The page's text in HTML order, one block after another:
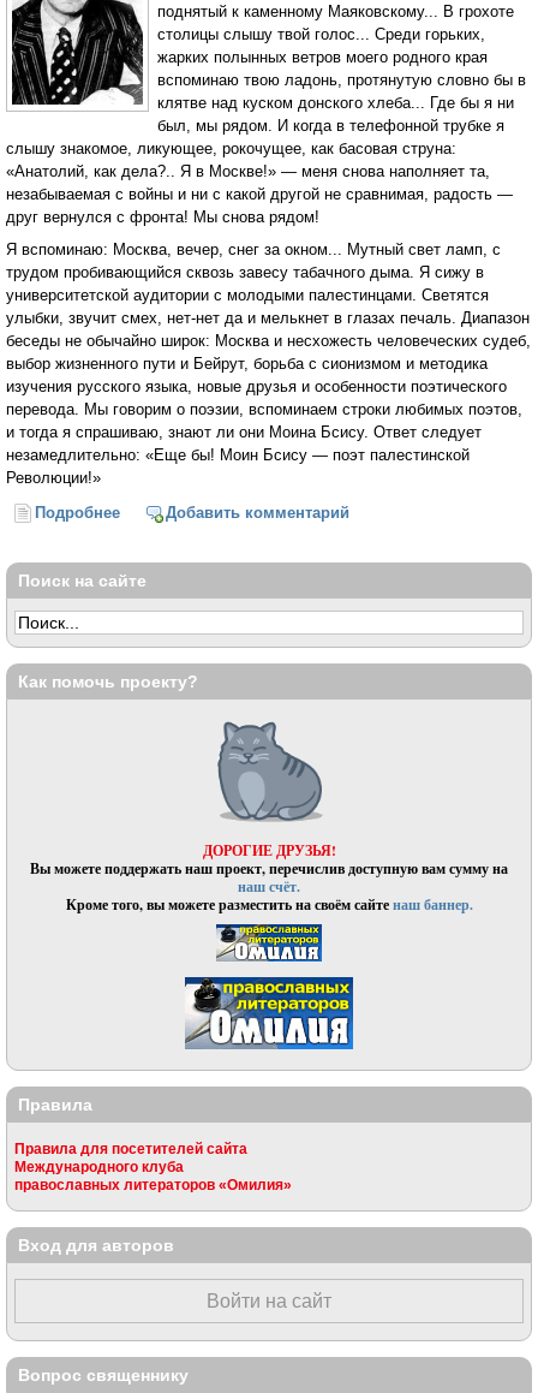
поднятый к каменному Маяковскому... В грохоте
столицы слышу твой голос... Среди горьких,
жарких полынных ветров моего родного края
вспоминаю твою ладонь, протянутую словно бы в
клятве над куском донского хлеба... Где бы я ни
был, мы рядом. И когда в телефонной трубке я
слы­шу знакомое, ликующее, рокочущее, как басовая струна:
«Анатолий, как дела?.. Я в Москве!» — меня снова на­полняет та,
незабываемая с войны и ни с какой другой не сравнимая, радость —
друг вернулся с фронта! Мы снова рядом!
Я вспоминаю: Москва, вечер, снег за окном... Мутный свет ламп, с
трудом пробивающийся сквозь завесу табач­ного дыма. Я сижу в
университетской аудитории с моло­дыми палестинцами. Светятся
улыбки, звучит смех, нет-нет да и мелькнет в глазах печаль. Диапазон
беседы не обычайно широк: Москва и несхожесть человеческих судеб,
выбор жизненного пути и Бейрут, борьба с сионизмом и методика
изучения русского языка, новые друзья и особенности поэтического
перевода. Мы говорим о поэзии, вспоминаем строки любимых поэтов,
и тогда я спрашиваю, знают ли они Моина Бсису. Ответ следует
незамедлительно: «Еще бы! Моин Бсису — поэт пале­стинской
Революции!»
Подробнее о Без земли и без неба (Анатолий Софронов)
Добавить комментарий
Поиск на сайте
Как помочь проекту?
ДОРОГИЕ ДРУЗЬЯ!
Вы можете поддержать наш проект, перечислив доступную вам сумму на
наш счёт.
Кроме того, вы можете разместить на своём сайтенаш баннер.
Правила
Правила для посетителей сайта
Международного клуба
православных литераторов «Омилия»
Вход для авторов
Войти на сайт
Вопрос священнику